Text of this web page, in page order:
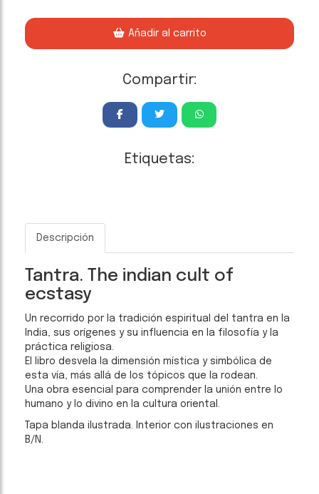
Añadir al carrito
Compartir:
Etiquetas:
Descripción
Tantra. The indian cult of
ecstasy
Un recorrido por la tradición espiritual del tantra en la
India, sus orígenes y su influencia en la filosofía y la
práctica religiosa.
El libro desvela la dimensión mística y simbólica de
esta vía, más allá de los tópicos que la rodean.
Una obra esencial para comprender la unión entre lo
humano y lo divino en la cultura oriental.
Tapa blanda ilustrada. Interior con ilustraciones en
B/N.